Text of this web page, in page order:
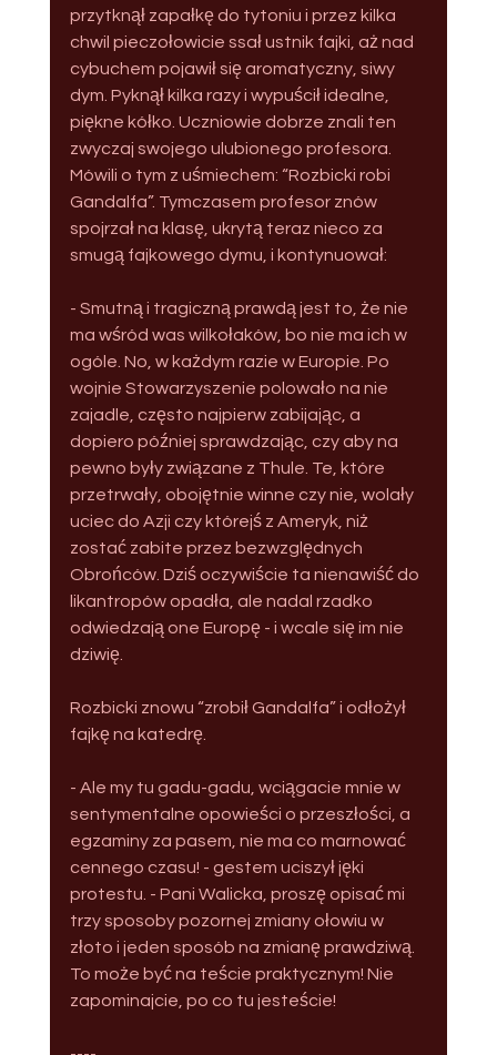
przytknął zapałkę do tytoniu i przez kilka
chwil pieczołowicie ssał ustnik fajki, aż nad
cybuchem pojawił się aromatyczny, siwy
dym. Pyknął kilka razy i wypuścił idealne,
piękne kółko. Uczniowie dobrze znali ten
zwyczaj swojego ulubionego profesora.
Mówili o tym z uśmiechem: “Rozbicki robi
Gandalfa”. Tymczasem profesor znów
spojrzał na klasę, ukrytą teraz nieco za
smugą fajkowego dymu, i kontynuował:
- Smutną i tragiczną prawdą jest to, że nie
ma wśród was wilkołaków, bo nie ma ich w
ogóle. No, w każdym razie w Europie. Po
wojnie Stowarzyszenie polowało na nie
zajadle, często najpierw zabijając, a
dopiero później sprawdzając, czy aby na
pewno były związane z Thule. Te, które
przetrwały, obojętnie winne czy nie, wolały
uciec do Azji czy którejś z Ameryk, niż
zostać zabite przez bezwzględnych
Obrońców. Dziś oczywiście ta nienawiść do
likantropów opadła, ale nadal rzadko
odwiedzają one Europę - i wcale się im nie
dziwię.
Rozbicki znowu “zrobił Gandalfa” i odłożył
fajkę na katedrę.
- Ale my tu gadu-gadu, wciągacie mnie w
sentymentalne opowieści o przeszłości, a
egzaminy za pasem, nie ma co marnować
cennego czasu! - gestem uciszył jęki
protestu. - Pani Walicka, proszę opisać mi
trzy sposoby pozornej zmiany ołowiu w
złoto i jeden sposób na zmianę prawdziwą.
To może być na teście praktycznym! Nie
zapominajcie, po co tu jesteście!